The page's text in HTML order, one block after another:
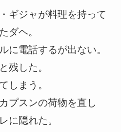
ギジャが料理を持って
ダヘ。
に電話するが出ない。
残した。
しまう。
プスンの荷物を直し
に隠れた。